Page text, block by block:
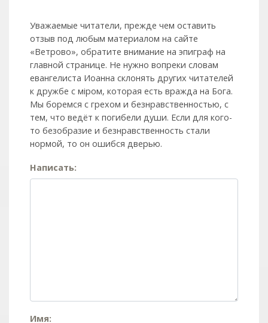
Уважаемые читатели, прежде чем оставить
отзыв под любым материалом на сайте
«Ветрово», обратите внимание на эпиграф на
главной странице. Не нужно вопреки словам
евангелиста Иоанна склонять других читателей
к дружбе с мiром, которая есть вражда на Бога.
Мы боремся с грехом и без­нрав­ствен­ностью, с
тем, что ведёт к погибели души. Если для кого-
то безобразие и безнравственность стали
нормой, то он ошибся дверью.
Написать:
Имя: